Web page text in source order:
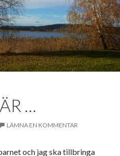
…
LÄMNA EN KOMMENTAR
och jag ska tillbringa